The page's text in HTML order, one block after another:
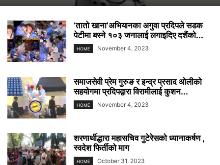
‘तातो खाना’अभियानका अगुवा प्रदिपले सडक
पेटीमा बस्ने १०३ जनालाई लगाइदिए दशैंको...
HOME November 4, 2023
समाजसेवी प्रेम गुरुङ र इन्द्र प्रसाद ओलीको
सहयोगमा प्रदिपद्वारा विरामीलाई कुशन...
HOME November 4, 2023
शरणार्थीद्धारा महासचिव गुटेरेसको ध्यानाकर्षण ,
स्वदेश फिर्तीको माग
HOME October 31, 2023